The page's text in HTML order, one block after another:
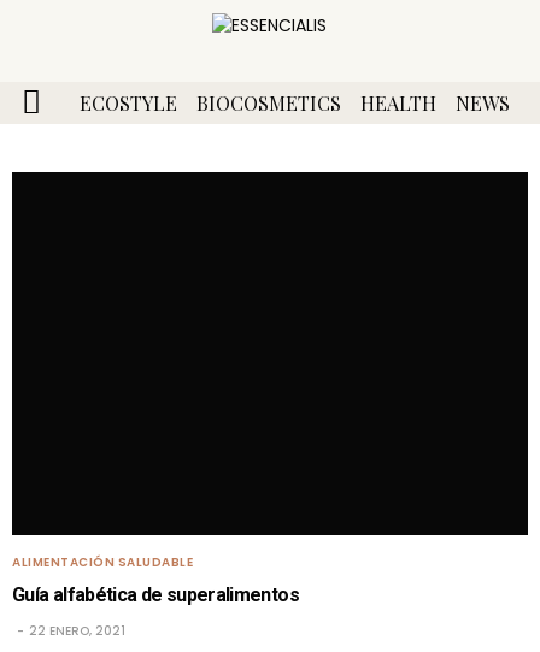
ECOSTYLE BIOCOSMETICS HEALTH NEWS
ALIMENTACIÓN SALUDABLE
Guía alfabética de superalimentos
22 ENERO, 2021